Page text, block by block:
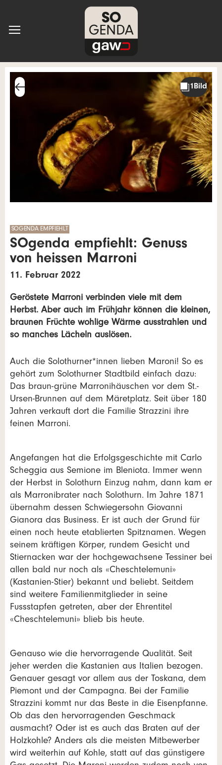
SOGENDA EMPFIEHLT
SOgenda empfiehlt: Genuss
von heissen Marroni
11. Februar 2022
Geröstete Marroni verbinden viele mit dem
Herbst. Aber auch im Frühjahr können die kleinen,
braunen Früchte wohlige Wärme ausstrahlen und
so manches Lächeln auslösen.
Auch die Solothurner*innen lieben Maroni! So es
gehört zum Solothurner Stadtbild einfach dazu:
Das braun-grüne Marronihäuschen vor dem St.-
Ursen-Brunnen auf dem Märetplatz. Seit über 180
Jahren verkauft dort die Familie Strazzini ihre
feinen Marroni.
Angefangen hat die Erfolgsgeschichte mit Carlo
Scheggia aus Semione im Bleniota. Immer wenn
der Herbst in Solothurn Einzug nahm, dann kam er
als Marronibrater nach Solothurn. Im Jahre 1871
übernahm dessen Schwiegersohn Giovanni
Gianora das Business. Er ist auch der Grund für
einen noch heute etablierten Spitznamen. Wegen
seinem kräftigen Körper, rundem Gesicht und
Stiernacken war der hochgewachsene Tessiner bei
allen bald nur noch als «Cheschtelemuni»
(Kastanien-Stier) bekannt und beliebt. Seitdem
sind weitere Familienmitglieder in seine
Fussstapfen getreten, aber der Ehrentitel
«Cheschtelemuni» blieb bis heute.
Genauso wie die hervorragende Qualität. Seit
jeher werden die Kastanien aus Italien bezogen.
Genauer gesagt vor allem aus der Toskana, dem
Piemont und der Campagna. Bei der Familie
Strazzini kommt nur das Beste in die Eisenpfanne.
Ob das den hervorragenden Geschmack
ausmacht? Oder ist es auch das Braten auf der
Holzkohle? Anders als die meisten Mitbewerber
wird weiterhin auf Kohle, statt auf das günstigere